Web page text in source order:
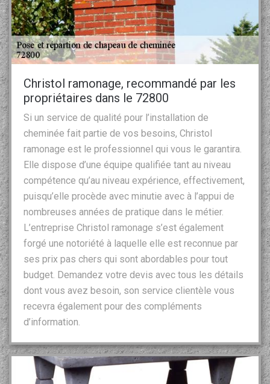
Christol ramonage, recommandé par les
propriétaires dans le 72800
Si un service de qualité pour l’installation de
cheminée fait partie de vos besoins, Christol
ramonage est le professionnel qui vous le garantira.
Elle dispose d’une équipe qualifiée tant au niveau
compétence qu’au niveau expérience, effectivement,
puisqu’elle procède avec minutie avec à l’appui de
nombreuses années de pratique dans le métier.
L’entreprise Christol ramonage s’est également
forgé une notoriété à laquelle elle est reconnue par
ses prix pas chers qui sont abordables pour tout
budget. Demandez votre devis avec tous les détails
dont vous avez besoin, son service clientèle vous
recevra également pour des compléments
d’information.